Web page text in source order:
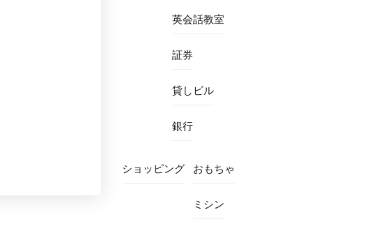
英会話教室
証券
貸しビル
銀行
ショッピング おもちゃ
ミシン